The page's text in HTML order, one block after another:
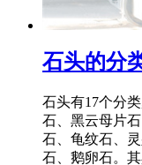
石头的分
石头有17个分
石、黑云母片
石、龟纹石、
石、鹅卵石。